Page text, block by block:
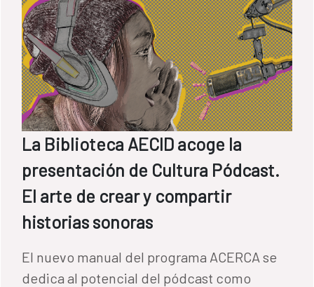
La Biblioteca AECID acoge la
presentación de Cultura Pódcast.
El arte de crear y compartir
historias sonoras
El nuevo manual del programa ACERCA se
dedica al potencial del pódcast como